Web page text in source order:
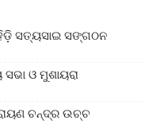
ସତ୍ୟସାଇ ସଙ୍ଗଠନ
ଓ ମୁଶାୟରା
ଚନ୍ଦ୍ର ଉଚ୍ଚ